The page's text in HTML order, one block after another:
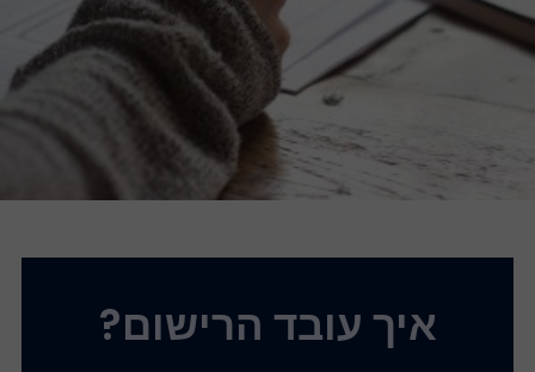
איך עובד הרישום?